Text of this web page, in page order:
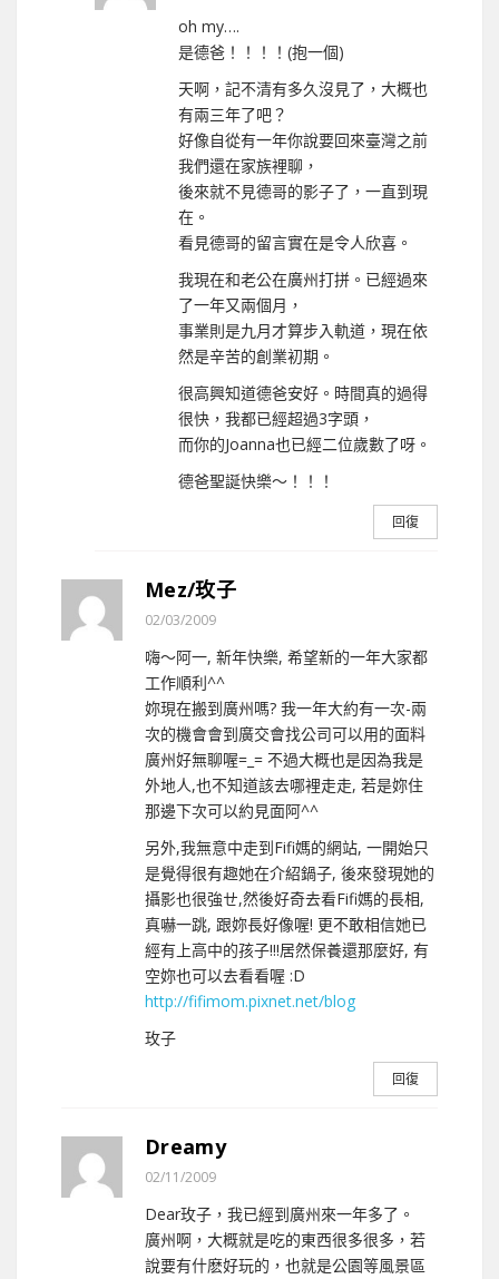
oh my….
是德爸！！！！(抱一個)
天啊，記不清有多久沒見了，大概也
有兩三年了吧？
好像自從有一年你說要回來臺灣之前
我們還在家族裡聊，
後來就不見德哥的影子了，一直到現
在。
看見德哥的留言實在是令人欣喜。
我現在和老公在廣州打拼。已經過來
了一年又兩個月，
事業則是九月才算步入軌道，現在依
然是辛苦的創業初期。
很高興知道德爸安好。時間真的過得
很快，我都已經超過3字頭，
而你的Joanna也已經二位歲數了呀。
德爸聖誕快樂～！！！
回復
Mez/玫子
02/03/2009
嗨～阿一, 新年快樂, 希望新的一年大家都
工作順利^^
妳現在搬到廣州嗎? 我一年大約有一次-兩
次的機會會到廣交會找公司可以用的面料
廣州好無聊喔=_= 不過大概也是因為我是
外地人,也不知道該去哪裡走走, 若是妳住
那邊下次可以約見面阿^^
另外,我無意中走到Fifi媽的網站, 一開始只
是覺得很有趣她在介紹鍋子, 後來發現她的
攝影也很強ㄝ,然後好奇去看Fifi媽的長相,
真嚇一跳, 跟妳長好像喔! 更不敢相信她已
經有上高中的孩子!!!居然保養還那麼好, 有
空妳也可以去看看喔 :D
http://fifimom.pixnet.net/blog
玫子
回復
Dreamy
02/11/2009
Dear玫子，我已經到廣州來一年多了。
廣州啊，大概就是吃的東西很多很多，若
說要有什麽好玩的，也就是公園等風景區